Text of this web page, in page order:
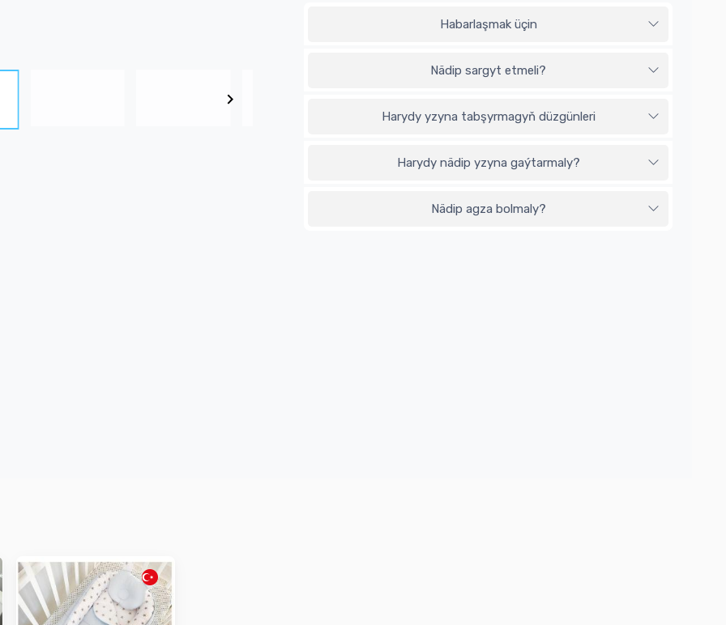
Habarlaşmak üçin
Nädip sargyt etmeli?
Harydy yzyna tabşyrmagyň düzgünleri
Harydy nädip yzyna gaýtarmaly?
Nädip agza bolmaly?